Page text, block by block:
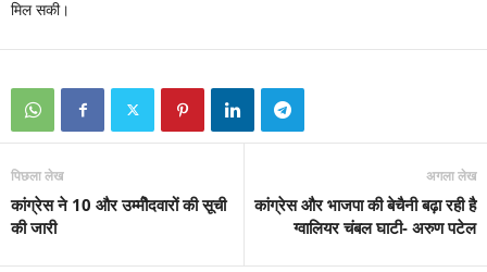
मिल सकी।
पिछला लेख
कांग्रेस ने 10 और उम्मीेदवारों की सूची
की जारी
अगला लेख
कांग्रेस और भाजपा की बेचैनी बढ़ा रही है
ग्वालियर चंबल घाटी- अरुण पटेल